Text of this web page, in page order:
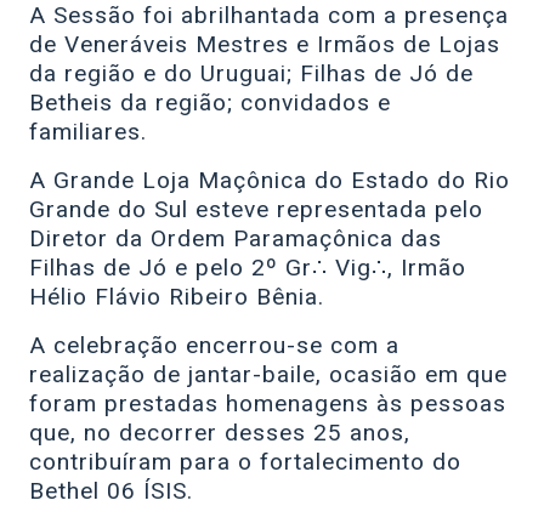
A Sessão foi abrilhantada com a presença
de Veneráveis Mestres e Irmãos de Lojas
da região e do Uruguai; Filhas de Jó de
Betheis da região; convidados e
familiares.
A Grande Loja Maçônica do Estado do Rio
Grande do Sul esteve representada pelo
Diretor da Ordem Paramaçônica das
Filhas de Jó e pelo 2º Gr∴ Vig∴, Irmão
Hélio Flávio Ribeiro Bênia.
A celebração encerrou-se com a
realização de jantar-baile, ocasião em que
foram prestadas homenagens às pessoas
que, no decorrer desses 25 anos,
contribuíram para o fortalecimento do
Bethel 06 ÍSIS.